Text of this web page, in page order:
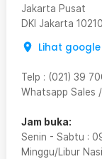
Jakarta Pusat
DKI Jakarta 10210
Lihat
Telp : (021) 39
Whatsapp Sales
Jam buka:
Senin - Sabtu :
Minggu/Libur